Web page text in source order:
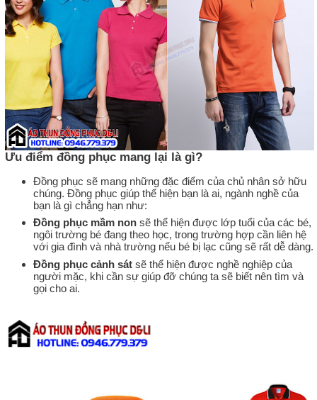
Ưu điểm đồng phục mang lại là gì?
Đồng phục sẽ mang những đặc điểm của chủ nhân sở hữu
chúng. Đồng phục giúp thể hiện bạn là ai, ngành nghề của
bạn là gì chẳng hạn như:
Đồng phục mầm non sẽ thể hiện được lớp tuổi của các bé,
ngôi trường bé đang theo học, trong trường hợp cần liên hệ
với gia đình và nhà trường nếu bé bị lạc cũng sẽ rất dễ dàng.
Đồng phục cảnh sát sẽ thể hiện được nghề nghiệp của
người mặc, khi cần sự giúp đỡ chúng ta sẽ biết nên tìm và
gọi cho ai.